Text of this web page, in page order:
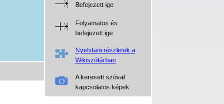
Befejezett ige
Folyamatos és
befejezett ige
Nyelvtani részletek a
Wikiszótárban
A keresett szóval
kapcsolatos képek